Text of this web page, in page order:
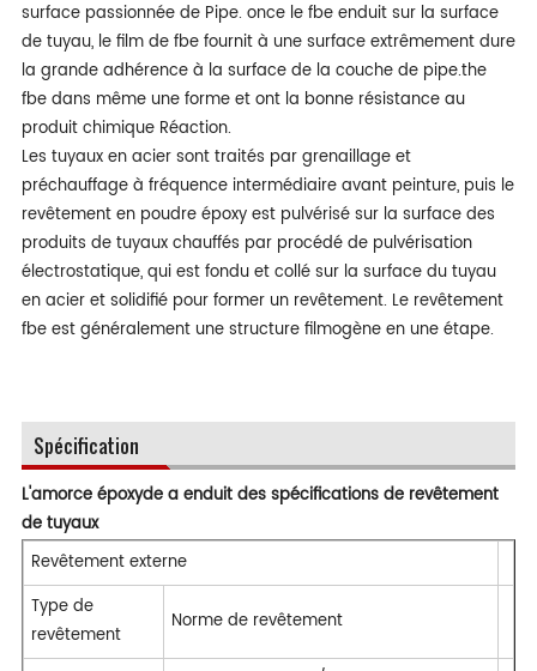
surface passionnée de Pipe. once le fbe enduit sur la surface
de tuyau, le film de fbe fournit à une surface extrêmement dure
la grande adhérence à la surface de la couche de pipe.the
fbe dans même une forme et ont la bonne résistance au
produit chimique Réaction.
Les tuyaux en acier sont traités par grenaillage et
préchauffage à fréquence intermédiaire avant peinture, puis le
revêtement en poudre époxy est pulvérisé sur la surface des
produits de tuyaux chauffés par procédé de pulvérisation
électrostatique, qui est fondu et collé sur la surface du tuyau
en acier et solidifié pour former un revêtement. Le revêtement
fbe est généralement une structure filmogène en une étape.
Spécification
L'amorce époxyde a enduit des spécifications de revêtement
de tuyaux
Revêtement externe
Type de
revêtement
Norme de revêtement